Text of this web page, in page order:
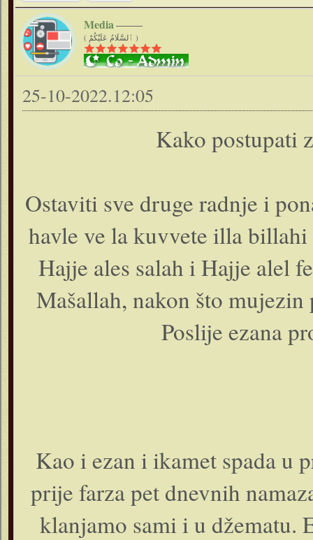
Media
( ٱلسَّلَامُ عَلَيْكُمْ )
25-10-2022.12:05
Kako postupati
Ostaviti sve druge radnje i
havle ve la kuvvete illa
Hajje ales salah i Hajje alel
Mašallah, nakon što
Poslije ezana
Kao i ezan i ikamet spada u
prije farza pet dnevnih
klanjamo sami i u džematu.